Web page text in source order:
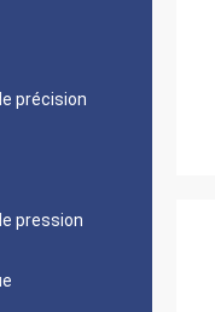
précision
pression